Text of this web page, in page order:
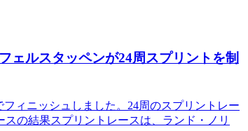
ェルスタッペンが24周スプリントを制
ィニッシュしました。24周のスプリントレー
の結果スプリントレースは、ランド・ノリ